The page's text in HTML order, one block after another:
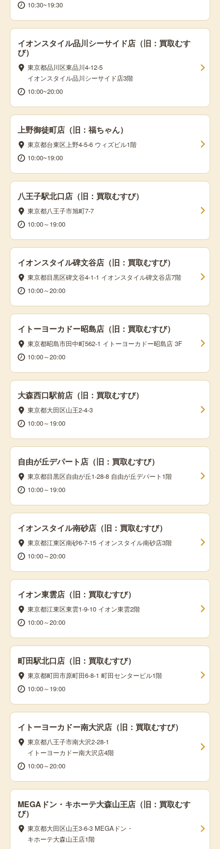
10:30~19:30
イオンスタイル品川シーサイド店（旧：買取むす
び）
東京都品川区東品川4-12-5
イオンスタイル品川シーサイド店3階
10:00~20:00
上野御徒町店（旧：福ちゃん）
東京都台東区上野4-5-6 ウィズビル1階
10:00~19:00
八王子駅北口店（旧：買取むすび）
東京都八王子市旭町7-7
10:00～19:00
イオンスタイル碑文谷店（旧：買取むすび）
東京都目黒区碑文谷4-1-1 イオンスタイル碑文谷店7階
10:00～20:00
イトーヨーカドー昭島店（旧：買取むすび）
東京都昭島市田中町562-1 イトーヨーカドー昭島店 3F
10:00～20:00
大森西口駅前店（旧：買取むすび）
東京都大田区山王2-4-3
10:00～19:00
自由が丘デパート店（旧：買取むすび）
東京都目黒区自由が丘1-28-8 自由が丘デパート1階
10:00～19:00
イオンスタイル南砂店（旧：買取むすび）
東京都江東区南砂6-7-15 イオンスタイル南砂店3階
10:00～20:00
イオン東雲店（旧：買取むすび）
東京都江東区東雲1-9-10 イオン東雲2階
10:00～20:00
町田駅北口店（旧：買取むすび）
東京都町田市原町田6-8-1 町田センタービル1階
10:00～19:00
イトーヨーカドー南大沢店（旧：買取むすび）
東京都八王子市南大沢2-28-1
イトーヨーカドー南大沢店4階
10:00～20:00
MEGAドン・キホーテ大森山王店（旧：買取むす
び）
東京都大田区山王3-6-3 MEGAドン・
キホーテ大森山王店1階